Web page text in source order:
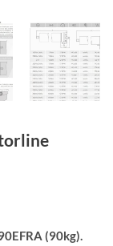
(90kg).